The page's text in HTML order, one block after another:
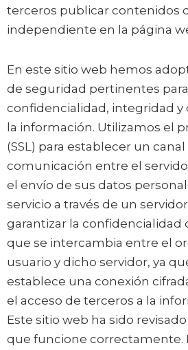
terceros publicar contenidos
independiente en la página
En este sitio web hemos
de seguridad pertinentes
confidencialidad, integridad y
la información. Utilizamos el
(SSL) para establecer un
comunicación entre el
el envío de sus datos
servicio a través de un
garantizar la confidencialidad
que se intercambia entre el
usuario y dicho servidor, ya
establece una conexión
el acceso de terceros a la
Este sitio web ha sido
que funcione correctamente.